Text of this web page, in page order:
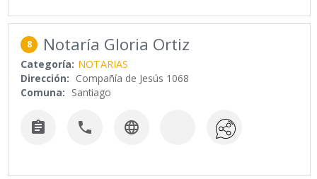
8 Notaría Gloria Ortiz
Categoría: NOTARIAS
Dirección: Compañía de Jesús 1068
Comuna: Santiago
  